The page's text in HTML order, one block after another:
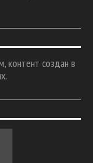
контент создан в